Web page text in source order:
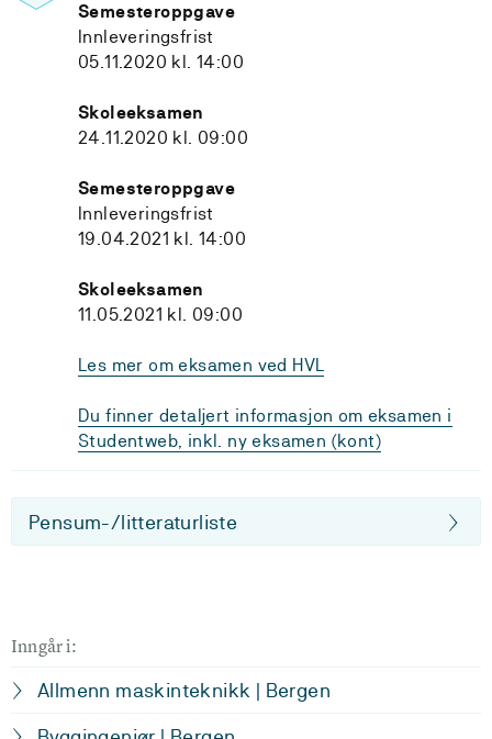
Semesteroppgave
Innleveringsfrist
05.11.2020 kl. 14:00
Skoleeksamen
24.11.2020 kl. 09:00
Semesteroppgave
Innleveringsfrist
19.04.2021 kl. 14:00
Skoleeksamen
11.05.2021 kl. 09:00
Les mer om eksamen ved HVL
Du finner detaljert informasjon om eksamen i
Studentweb, inkl. ny eksamen (kont)
Pensum-/litteraturliste
Inngår i:
Allmenn maskinteknikk | Bergen